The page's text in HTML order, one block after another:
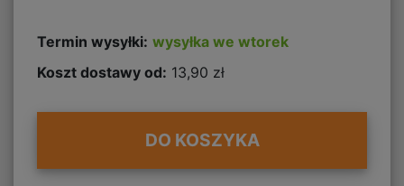
Termin wysyłki: wysyłka we wtorek
Koszt dostawy od: 13,90 zł
DO KOSZYKA